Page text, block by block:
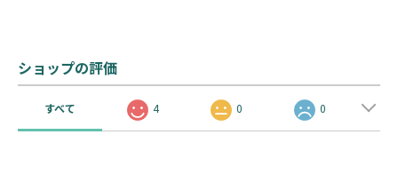
ショップの評価
すべて 4 0 0